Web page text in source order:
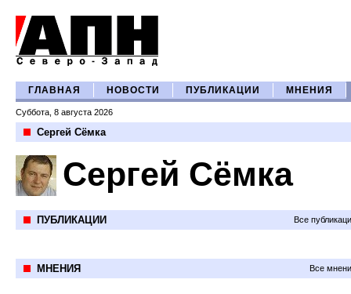
ГЛАВНАЯ НОВОСТИ ПУБЛИКАЦИИ МНЕНИЯ
Суббота, 8 августа 2026
Сергей Сёмка
Сергей Сёмка
ПУБЛИКАЦИИ Все
МНЕНИЯ Все